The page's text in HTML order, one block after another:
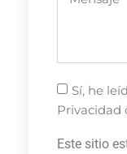
Sí, he
Privacidad
Este sitio